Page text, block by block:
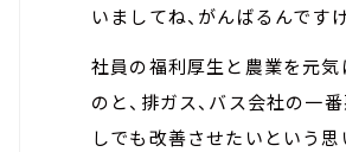
いましてね、がんばるんです
社員の福利厚生と農業を元気
のと、排ガス、バス会社の一
しでも改善させたいという思